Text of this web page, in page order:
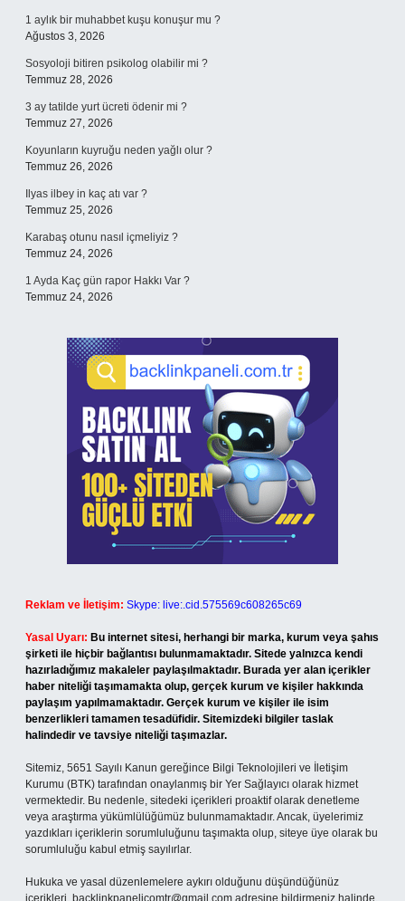
1 aylık bir muhabbet kuşu konuşur mu ?
Ağustos 3, 2026
Sosyoloji bitiren psikolog olabilir mi ?
Temmuz 28, 2026
3 ay tatilde yurt ücreti ödenir mi ?
Temmuz 27, 2026
Koyunların kuyruğu neden yağlı olur ?
Temmuz 26, 2026
Ilyas ilbey in kaç atı var ?
Temmuz 25, 2026
Karabaş otunu nasıl içmeliyiz ?
Temmuz 24, 2026
1 Ayda Kaç gün rapor Hakkı Var ?
Temmuz 24, 2026
Reklam ve İletişim: Skype: live:.cid.575569c608265c69
Yasal Uyarı: Bu internet sitesi, herhangi bir marka, kurum veya şahıs
şirketi ile hiçbir bağlantısı bulunmamaktadır. Sitede yalnızca kendi
hazırladığımız makaleler paylaşılmaktadır. Burada yer alan içerikler
haber niteliği taşımamakta olup, gerçek kurum ve kişiler hakkında
paylaşım yapılmamaktadır. Gerçek kurum ve kişiler ile isim
benzerlikleri tamamen tesadüfidir. Sitemizdeki bilgiler taslak
halindedir ve tavsiye niteliği taşımazlar.
Sitemiz, 5651 Sayılı Kanun gereğince Bilgi Teknolojileri ve İletişim
Kurumu (BTK) tarafından onaylanmış bir Yer Sağlayıcı olarak hizmet
vermektedir. Bu nedenle, sitedeki içerikleri proaktif olarak denetleme
veya araştırma yükümlülüğümüz bulunmamaktadır. Ancak, üyelerimiz
yazdıkları içeriklerin sorumluluğunu taşımakta olup, siteye üye olarak bu
sorumluluğu kabul etmiş sayılırlar.
Hukuka ve yasal düzenlemelere aykırı olduğunu düşündüğünüz
içerikleri, backlinkpanelicomtr@gmail.com adresine bildirmeniz halinde,